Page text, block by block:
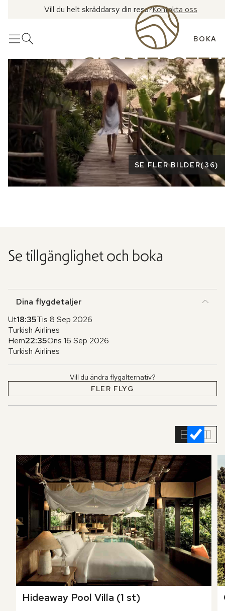
Vill du helt skräddarsy din resa?Kontakta oss
MenyÖppna sök BOKA
Se fler bilder
SE FLER BILDER(36)
Se tillgänglighet och boka
Dina flygdetaljer
Ut18:35Tis 8 Sep 2026
Turkish Airlines
Hem22:35Ons 16 Sep 2026
Turkish Airlines
Vill du ändra flygalternativ?
FLER FLYG
Hideaway Pool Villa (1 st)